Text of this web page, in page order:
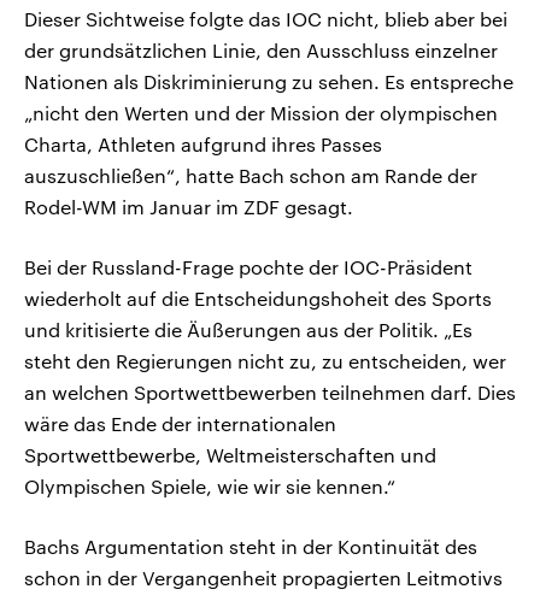
Dieser Sichtweise folgte das IOC nicht, blieb aber bei
der grundsätzlichen Linie, den Ausschluss einzelner
Nationen als Diskriminierung zu sehen. Es entspreche
„nicht den Werten und der Mission der olympischen
Charta, Athleten aufgrund ihres Passes
auszuschließen“, hatte Bach schon am Rande der
Rodel-WM im Januar im ZDF gesagt.
Bei der Russland-Frage pochte der IOC-Präsident
wiederholt auf die Entscheidungshoheit des Sports
und kritisierte die Äußerungen aus der Politik. „Es
steht den Regierungen nicht zu, zu entscheiden, wer
an welchen Sportwettbewerben teilnehmen darf. Dies
wäre das Ende der internationalen
Sportwettbewerbe, Weltmeisterschaften und
Olympischen Spiele, wie wir sie kennen.“
Bachs Argumentation steht in der Kontinuität des
schon in der Vergangenheit propagierten Leitmotivs